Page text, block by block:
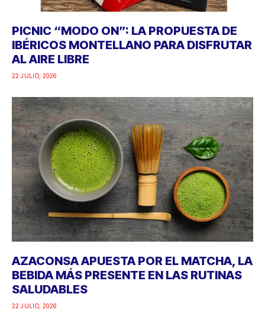
PICNIC “MODO ON”: LA PROPUESTA DE
IBÉRICOS MONTELLANO PARA DISFRUTAR
AL AIRE LIBRE
22 JULIO, 2026
AZACONSA APUESTA POR EL MATCHA, LA
BEBIDA MÁS PRESENTE EN LAS RUTINAS
SALUDABLES
22 JULIO, 2026